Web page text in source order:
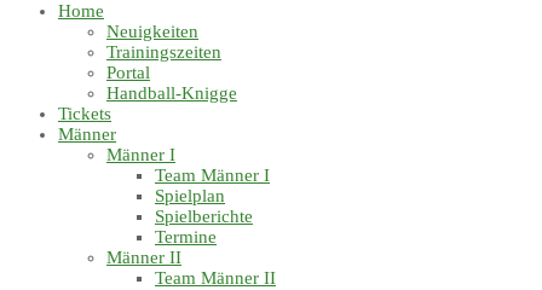
Home
Neuigkeiten
Trainingszeiten
Portal
Handball-Knigge
Tickets
Männer
Männer I
Team Männer I
Spielplan
Spielberichte
Termine
Männer II
Team Männer II